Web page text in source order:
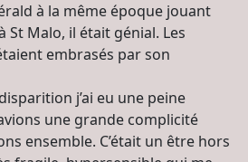
à la même époque jouant
St Malo, il était génial. Les
embrasés par son
j’ai eu une peine
une grande complicité
ensemble. C’était un être hors